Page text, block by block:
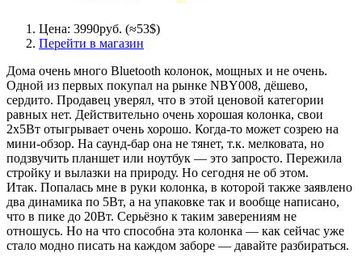
Цена: 3990руб. (≈53$)
Перейти в магазин
Дома очень много Bluetooth колонок, мощных и не очень.
Одной из первых покупал на рынке NBY008, дёшево,
сердито. Продавец уверял, что в этой ценовой категории
равных нет. Действительно очень хорошая колонка, свои
2х5Вт отыгрывает очень хорошо. Когда-то может созрею на
мини-обзор. На саунд-бар она не тянет, т.к. мелковата, но
подзвучить планшет или ноутбук — это запросто. Пережила
стройку и вылазки на природу. Но сегодня не об этом.
Итак. Попалась мне в руки колонка, в которой также заявлено
два динамика по 5Вт, а на упаковке так и вообще написано,
что в пике до 20Вт. Серьёзно к таким заверениям не
отношусь. Но на что способна эта колонка — как сейчас уже
стало модно писать на каждом заборе — давайте разбираться.